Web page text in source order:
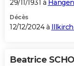
29/11/1931 à
Décès
12/12/2024 à
Beatrice